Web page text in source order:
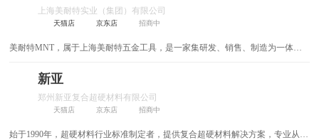
汽车用品
金融信息 工程机械
农业化工
医疗保健
防水
灯饰 门窗
检测测试设备
玻璃原片
建筑不锈钢
五金挂件 合页
金刚石工具
喷枪
上海美耐特实业（集团）有限公司
天猫店 京东店 招商中
美耐特MNT，属于上海美耐特五金工具，是一家集研发、销售、制造为一体的
动工具、1998年产品发展到汽车维修，电子工具等多个领域，后来主要以对外生
新亚
郑州新亚复合超硬材料有限公司
天猫店 京东店 招商中
始于1990年，超硬材料行业标准制定者，提供复合超硬材料解决方案，专业从事